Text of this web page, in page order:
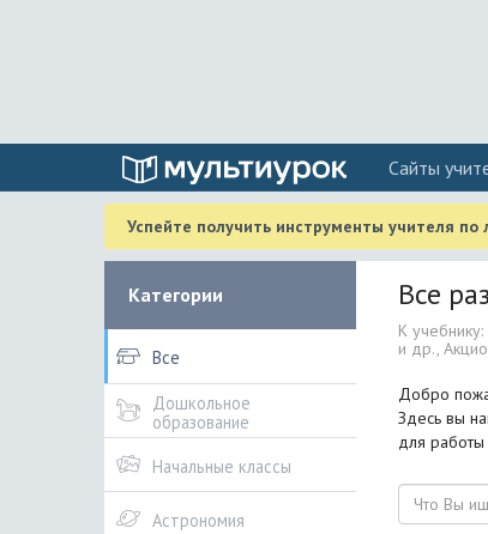
Cайты
Успейте получить инструменты учителя
Категории
Все
Дошкольное
образование
Начальные классы
Астрономия
Все
К
и др.,
Добро
Здесь вы
для работы
Поиск